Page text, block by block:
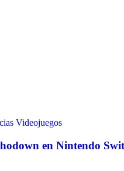
Videojuegos
en Nintendo